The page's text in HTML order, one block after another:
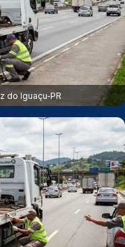
do Iguaçu‑PR